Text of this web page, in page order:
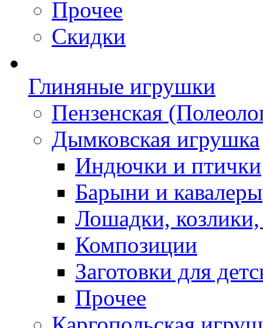
Прочее
Скидки
Глиняные игрушки
Пензенская
Дымковская игрушка
Индючки и птички
Барыни и кавалеры
Лошадки,
Композиции
Заготовки для
Прочее